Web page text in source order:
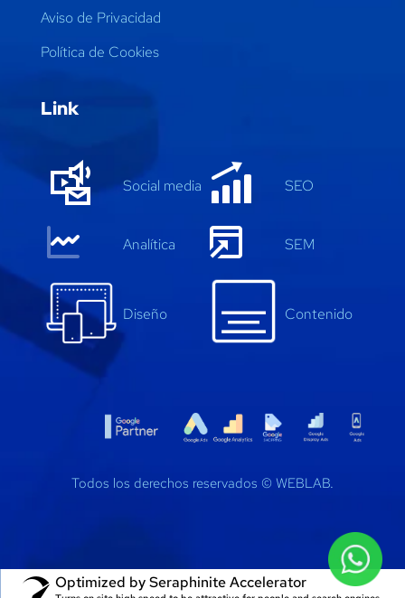
Aviso de Privacidad
Política de Cookies
Link
Social media SEO
Analítica SEM
Diseño Contenido
Todos los derechos reservados © WEBLAB.
Optimized by Seraphinite Accelerator